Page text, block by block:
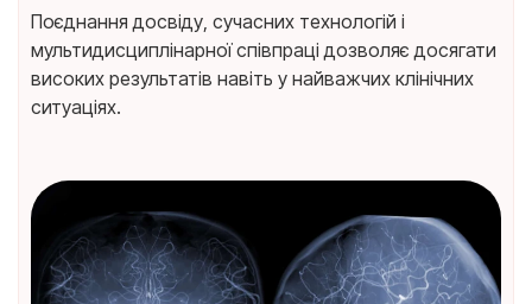
Поєднання досвіду, сучасних технологій і
мультидисциплінарної співпраці дозволяє досягати
високих результатів навіть у найважчих клінічних
ситуаціях.